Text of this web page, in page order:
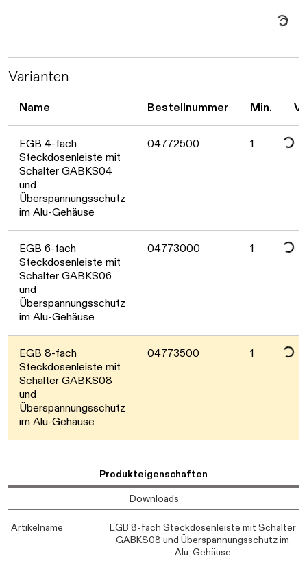
Varianten
Name Bestellnummer Min.
EGB 4-fach
Steckdosenleiste mit
Schalter GABKS04
und
Überspannungsschutz
im Alu-Gehäuse
04772500 1 Daten
EGB 6-fach
Steckdosenleiste mit
Schalter GABKS06
und
Überspannungsschutz
im Alu-Gehäuse
04773000 1 Daten
EGB 8-fach
Steckdosenleiste mit
Schalter GABKS08
und
Überspannungsschutz
im Alu-Gehäuse
04773500 1 Daten
Produkteigenschaften
Downloads
Artikelname
EGB 8-fach Steckdosenleiste mit Schalter
GABKS08 und Überspannungsschutz im
Alu-Gehäuse